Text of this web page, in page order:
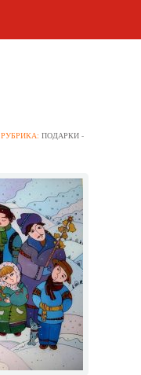
РУБРИКА:ПОДАРКИ -